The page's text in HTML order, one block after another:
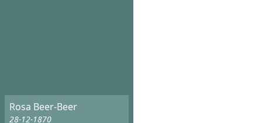
Rosa Beer-Beer
28-12-1870